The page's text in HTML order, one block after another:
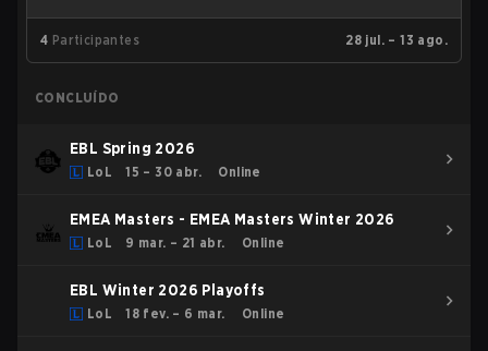
4 Participantes 28 jul. – 13 ago.
CONCLUÍDO
EBL Spring 2026
LoL 15 – 30 abr. Online
EMEA Masters - EMEA Masters Winter 2026
LoL 9 mar. – 21 abr. Online
EBL Winter 2026 Playoffs
LoL 18 fev. – 6 mar. Online